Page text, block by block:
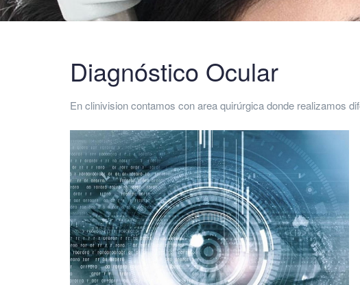
Diagnóstico Ocular
En clinivision contamos con area quirúrgica donde realizamos